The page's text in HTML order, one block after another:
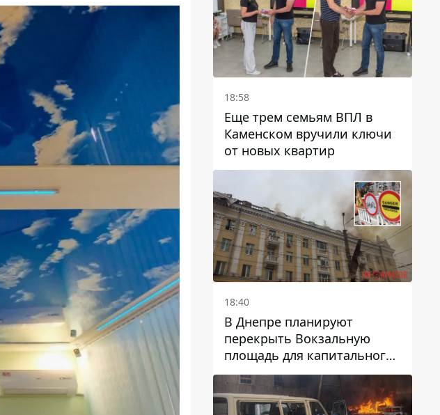
18:58
Еще трем семьям ВПЛ в
Каменском вручили ключи
от новых квартир
18:40
В Днепре планируют
перекрыть Вокзальную
площадь для капитального
ремонта дома, в который
попала вражеская ракета:
какие сроки